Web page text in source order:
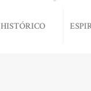
HISTÓRICO